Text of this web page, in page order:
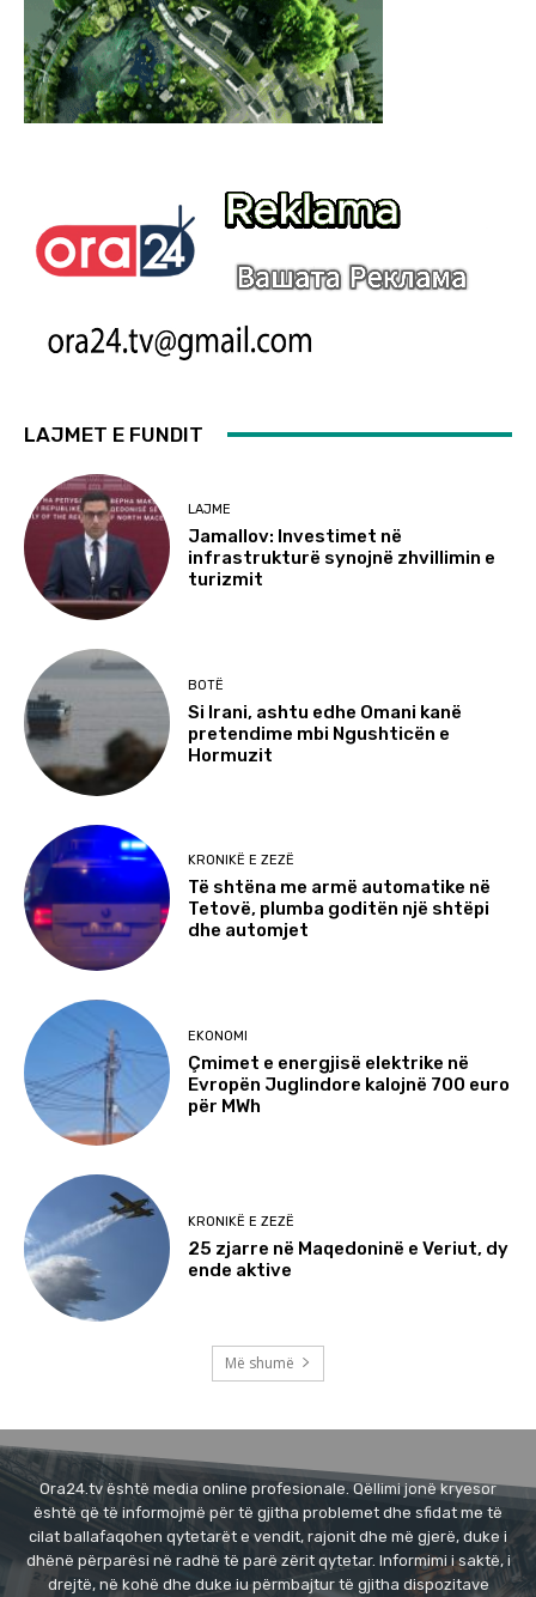
LAJMET E FUNDIT
LAJME
Jamallov: Investimet në
infrastrukturë synojnë zhvillimin e
turizmit
BOTË
Si Irani, ashtu edhe Omani kanë
pretendime mbi Ngushticën e
Hormuzit
KRONIKË E ZEZË
Të shtëna me armë automatike në
Tetovë, plumba goditën një shtëpi
dhe automjet
EKONOMI
Çmimet e energjisë elektrike në
Evropën Juglindore kalojnë 700 euro
për MWh
KRONIKË E ZEZË
25 zjarre në Maqedoninë e Veriut, dy
ende aktive
Më shumë
Ora24.tv është media online profesionale. Qëllimi jonë kryesor
është që të informojmë për të gjitha problemet dhe sfidat me të
cilat ballafaqohen qytetarët e vendit, rajonit dhe më gjerë, duke i
dhënë përparësi në radhë të parë zërit qytetar. Informimi i saktë, i
drejtë, në kohë dhe duke iu përmbajtur të gjitha dispozitave